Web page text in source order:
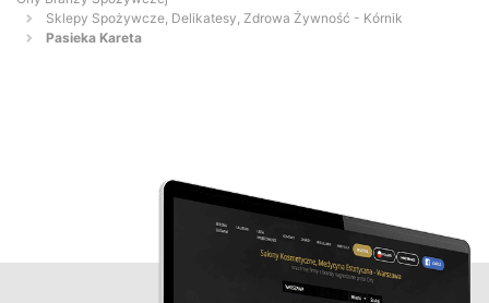
Sklepy Spożywcze, Delikatesy, Zdrowa Żywność - Kórnik
Pasieka Kareta